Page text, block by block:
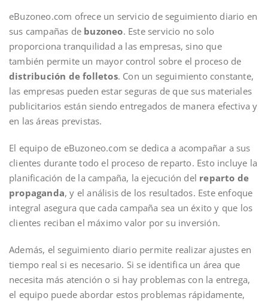
eBuzoneo.com ofrece un servicio de seguimiento diario en
sus campañas de buzoneo. Este servicio no solo
proporciona tranquilidad a las empresas, sino que
también permite un mayor control sobre el proceso de
distribución de folletos. Con un seguimiento constante,
las empresas pueden estar seguras de que sus materiales
publicitarios están siendo entregados de manera efectiva y
en las áreas previstas.
El equipo de eBuzoneo.com se dedica a acompañar a sus
clientes durante todo el proceso de reparto. Esto incluye la
planificación de la campaña, la ejecución del reparto de
propaganda, y el análisis de los resultados. Este enfoque
integral asegura que cada campaña sea un éxito y que los
clientes reciban el máximo valor por su inversión.
Además, el seguimiento diario permite realizar ajustes en
tiempo real si es necesario. Si se identifica un área que
necesita más atención o si hay problemas con la entrega,
el equipo puede abordar estos problemas rápidamente,